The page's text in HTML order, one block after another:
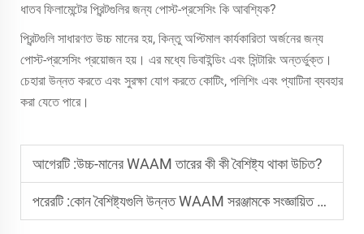
ধাতব ফিলামেন্টের প্রিন্টগুলির জন্য পোস্ট-প্রসেসিং কি আবশ্যিক?
প্রিন্টগুলি সাধারণত উচ্চ মানের হয়, কিন্তু অপ্টিমাল কার্যকারিতা অর্জনের জন্য
পোস্ট-প্রসেসিং প্রয়োজন হয়। এর মধ্যে ডিবাইন্ডিং এবং সিন্টারিং অন্তর্ভুক্ত।
চেহারা উন্নত করতে এবং সুরক্ষা যোগ করতে কোটিং, পলিশিং এবং প্যাটিনা ব্যবহার
করা যেতে পারে।
আগেরটি :উচ্চ-মানের WAAM তারের কী কী বৈশিষ্ট্য থাকা উচিত?
পরেরটি :কোন বৈশিষ্ট্যগুলি উন্নত WAAM সরঞ্জামকে সংজ্ঞায়িত করে?